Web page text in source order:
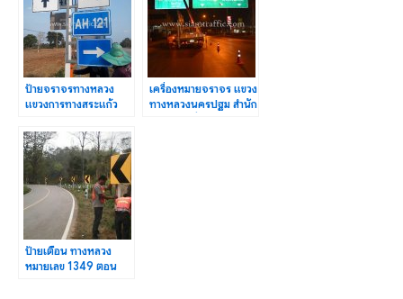
ป้ายจราจรทางหลวง
แขวงการทางสระแก้ว
ทางหลวง
เครื่องหมายจราจร แขวง
ทางหลวงนครปฐม สำนัก
ป้ายเตือน ทางหลวง
หมายเลข 1349 ตอน